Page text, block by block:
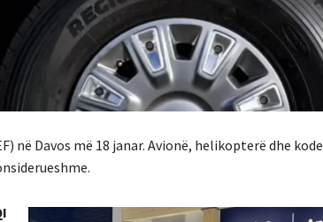
në Davos më 18 janar. Avionë, helikopterë dhe kode